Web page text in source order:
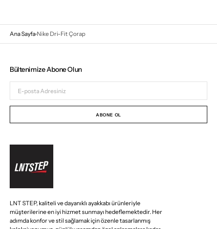
Ana Sayfa Nike Dri-Fit Çorap
LNT STEP, kaliteli ve dayanıklı ayakkabı ürünleriyle
müşterilerine en iyi hizmet sunmayı hedeflemektedir. Her
adımda konfor ve stil sağlamak için özenle tasarlanmış
Bültenimize Abone Olun
posta
Adresiniz
ABONE OL